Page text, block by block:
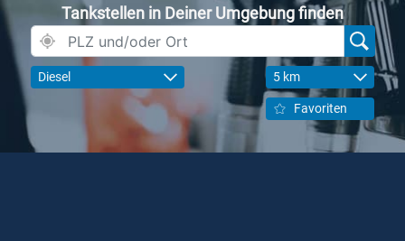
Tankstellen in Deiner Umgebung finden
Diesel 5 km
Favoriten